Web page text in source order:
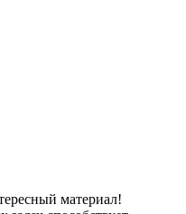
материал!